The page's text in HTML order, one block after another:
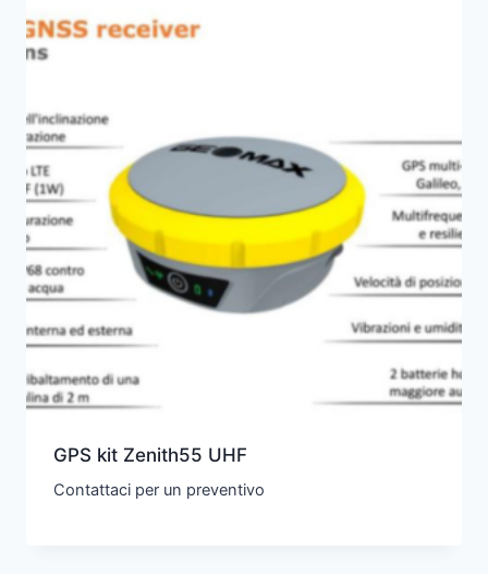
GPS kit Zenith55 UHF
Contattaci per un preventivo